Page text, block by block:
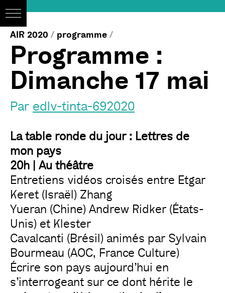
AIR 2020 / programme /
Programme :
Dimanche 17 mai
Par edlv-tinta-692020
La table ronde du jour : Lettres de
mon pays
20h | Au théâtre
Entretiens vidéos croisés entre Etgar
Keret (Israël) Zhang
Yueran (Chine) Andrew Ridker (États-
Unis) et Klester
Cavalcanti (Brésil) animés par Sylvain
Bourmeau (AOC, France Culture)
Écrire son pays aujourd’hui en
s’interrogeant sur ce dont hérite le